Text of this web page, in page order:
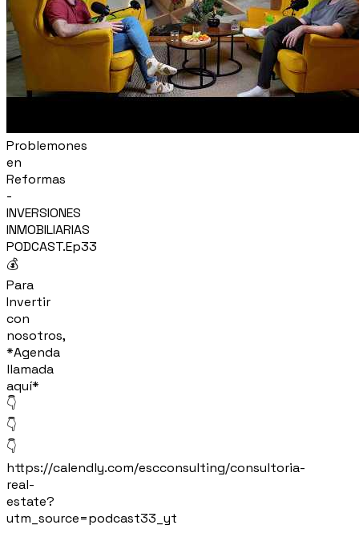
Problemones
en
Reformas
-
INVERSIONES
INMOBILIARIAS
PODCAST.Ep33
💰
Para
Invertir
con
nosotros,
*Agenda
llamada
aquí*
👇
👇
👇
https://calendly.com/escconsulting/consultoria-
real-
estate?
utm_source=podcast33_yt